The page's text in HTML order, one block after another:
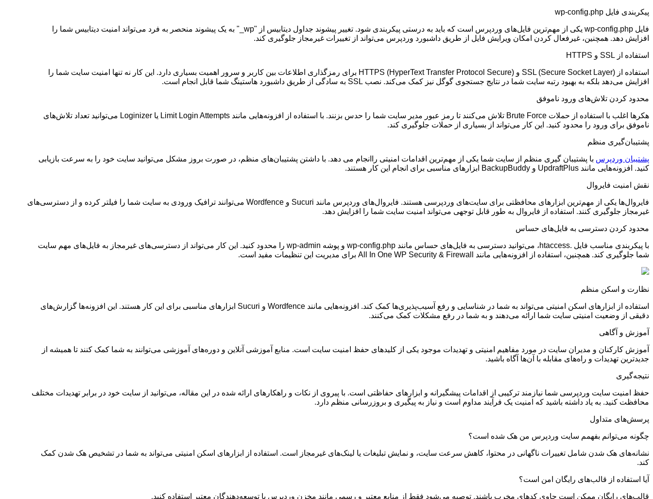
پیکربندی فایل
فایل یکی از مهم‌ترین فایل‌های وردپرس است که باید به درستی پیکربندی شود. تغییر پیشوند جداول دیتابیس از "wp_"
به یک پیشوند منحصر به فرد می‌تواند امنیت دیتابیس شما را
افزایش دهد. همچنین، غیرفعال کردن امکان ویرایش فایل از طریق داشبورد وردپرس می‌تواند از تغییرات غیرمجاز جلوگیری کند.
استفاده از و
استفاده از و
برای رمزگذاری اطلاعات بین کاربر و سرور اهمیت بسیاری دارد. این کار نه تنها امنیت سایت شما را
افزایش می‌دهد بلکه به بهبود رتبه سایت شما در نتایج جستجوی گوگل نیز کمک می‌کند. نصب
به سادگی از طریق داشبورد هاستینگ شما قابل انجام است.
محدود کردن تلاش‌های ورود ناموفق
هکرها اغلب با استفاده از حملات تلاش می‌کنند تا رمز عبور مدیر سایت شما را حدس بزنند. با استفاده از افزونه‌هایی مانند یا
می‌توانید تعداد تلاش‌های
ناموفق برای ورود را محدود کنید. این کار می‌تواند از بسیاری از حملات جلوگیری کند.
پشتیبان‌گیری منظم
پشتیبان وردپرس با پشتیبان ‌گیری منظم از سایت شما یکی از مهم‌ترین اقدامات امنیتی راانجام می دهد. با داشتن پشتیبان‌های منظم، در صورت بروز مشکل می‌توانید سایت خود را به سرعت بازیابی
کنید. افزونه‌هایی مانند
و ابزارهای مناسبی برای انجام این کار هستند.
نقش امنیت فایروال
فایروال‌ها یکی از مهم‌ترین ابزارهای محافظتی برای سایت‌های وردپرسی هستند. فایروال‌های وردپرس مانند و
می‌توانند ترافیک ورودی به سایت شما را فیلتر کرده و از دسترسی‌های
غیرمجاز جلوگیری کنند. استفاده از فایروال به طور قابل توجهی می‌تواند امنیت سایت شما را افزایش دهد.
محدود کردن دسترسی به فایل‌های حساس
با پیکربندی مناسب فایل .htaccess ، می‌توانید دسترسی به فایل‌های حساس مانند و پوشه
را محدود کنید. این کار می‌تواند از دسترسی‌های غیرمجاز به فایل‌های مهم سایت
شما جلوگیری کند. همچنین، استفاده از افزونه‌هایی مانند
برای مدیریت این تنظیمات مفید است.
نظارت و اسکن منظم
استفاده از ابزارهای اسکن امنیتی می‌تواند به شما در شناسایی و رفع آسیب‌پذیری‌ها کمک کند. افزونه‌هایی مانند و
ابزارهای مناسبی برای این کار هستند. این افزونه‌ها گزارش‌های
دقیقی از وضعیت امنیتی سایت شما ارائه می‌دهند و به شما در رفع مشکلات کمک می‌کنند.
آموزش و آگاهی
آموزش کارکنان و مدیران سایت در مورد مفاهیم امنیتی و تهدیدات موجود یکی از کلیدهای حفظ امنیت سایت است. منابع آموزشی آنلاین و دوره‌های آموزشی می‌توانند به شما کمک کنند تا همیشه از
جدیدترین تهدیدات و راه‌های مقابله با آن‌ها آگاه باشید.
نتیجه‌گیری
حفظ امنیت سایت وردپرسی شما نیازمند ترکیبی از اقدامات پیشگیرانه و ابزارهای حفاظتی است. با پیروی از نکات و راهکارهای ارائه شده در این مقاله، می‌توانید از سایت خود در برابر تهدیدات مختلف
محافظت کنید. به یاد داشته باشید که امنیت یک فرآیند مداوم است و نیاز به پیگیری و بروزرسانی منظم دارد.
پرسش‌های متداول
چگونه می‌توانم بفهمم سایت وردپرس من هک شده است؟
نشانه‌های هک شدن شامل تغییرات ناگهانی در محتوا، کاهش سرعت سایت، و نمایش تبلیغات یا لینک‌های غیرمجاز است. استفاده از ابزارهای اسکن امنیتی می‌تواند به شما در تشخیص هک شدن کمک
کند.
آیا استفاده از قالب‌های رایگان امن است؟
قالب‌های رایگان ممکن است حاوی کدهای مخرب باشند. توصیه می‌شود فقط از منابع معتبر و رسمی مانند مخزن وردپرس یا توسعه‌دهندگان معتبر استفاده کنید.